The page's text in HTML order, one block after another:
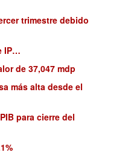
trimestre debido
IP…
de 37,047 mdp
más alta desde el
para cierre del